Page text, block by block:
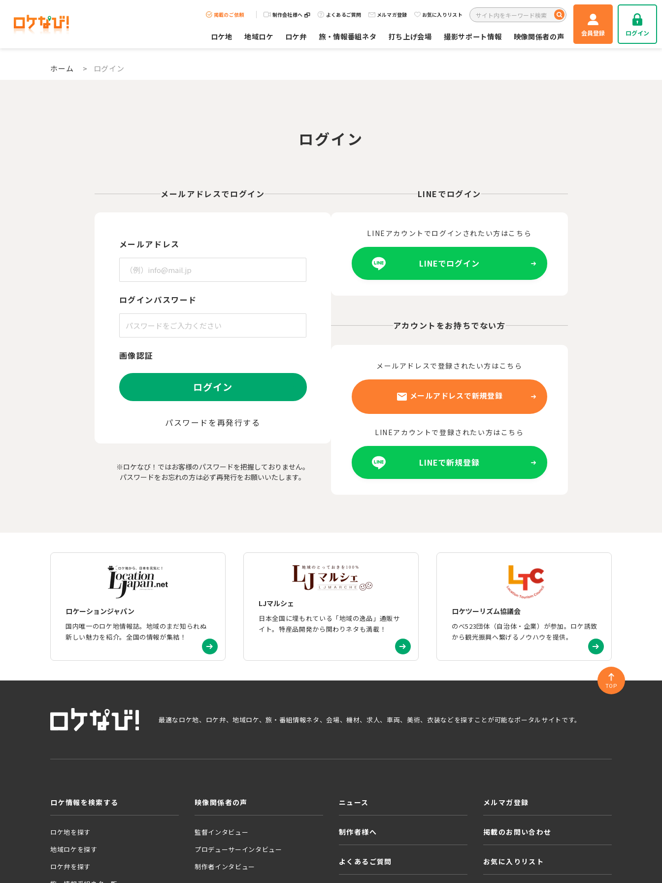
掲載のご依頼 制作会社様へ よくあるご質問 メルマガ登録 お気に入りリスト
ロケ地 地域ロケ ロケ弁 旅・情報番組ネタ 打ち上げ会場 撮影サポート情報 映像関係者の声 会員登録 ログイン
ホーム > ログイン
ログイン
メールアドレスでログイン
メールアドレス
ログインパスワード
画像認証
ログイン
パスワードを再発行する
※ロケなび！ではお客様のパスワードを把握しておりません。
パスワードをお忘れの方は必ず再発行をお願いいたします。
LINEでログイン
LINEアカウントでログインされたい方はこちら
LINEでログイン
アカウントをお持ちでない方
メールアドレスで登録されたい方はこちら
メールアドレスで新規登録
LINEアカウントで登録されたい方はこちら
LINEで新規登録
ロケーションジャパン
国内唯一のロケ地情報誌。地域のまだ知られぬ
新しい魅力を紹介。全国の情報が集結！
LJマルシェ
日本全国に埋もれている「地域の逸品」通販サ
イト。特産品開発から関わりネタも満載！
ロケツーリズム協議会
のべ523団体（自治体・企業）が参加。ロケ誘致
から観光振興へ繋げるノウハウを提供。
TOP
最適なロケ地、ロケ弁、地域ロケ、旅・番組情報ネタ、会場、機材、求人、車両、美術、衣装などを探すことが可能なポータルサイトです。
ロケ情報を検索する
ロケ地を探す
地域ロケを探す
ロケ弁を探す
映像関係者の声
監督インタビュー
プロデューサーインタビュー
制作者インタビュー
ニュース
制作者様へ
よくあるご質問
メルマガ登録
掲載のお問い合わせ
お気に入りリスト